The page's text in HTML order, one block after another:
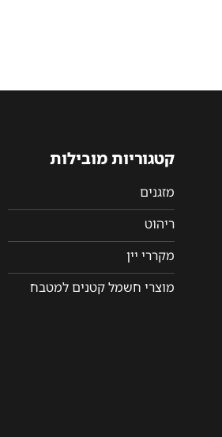
קטגוריות מובילות
מזגנים
ריהוט
מקררי יין
מוצרי חשמל קטנים למטבח